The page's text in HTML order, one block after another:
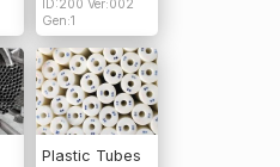
ID:200 Ver:002
Gen:1
Plastic Tubes